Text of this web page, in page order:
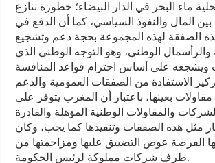
ماء البحر في الدار البيضاء؛ خطورة تنازع
بين المال والنفوذ السياسي، كما أن الدفع في
الصفقة لهذه المجموعة بحجة دعم وتشجيع
والرأسمال الوطني، وهو التوجه الوطني الذي
ويشجعه على أساس احترام قواعد المنافسة
الاستفادة من الصفقات العمومية والدعم
بعينها، باعتبار أن المغرب يتوفر على
والمقاولات الوطنية المؤهلة والقادرة
مثل هذه الصفقات وتنفيذها كما يجب، وكان
لها الفرصة عوض التضييق عليها ومزاحمتها من
طرف شركات مملوكة لرئيس الحكومة.